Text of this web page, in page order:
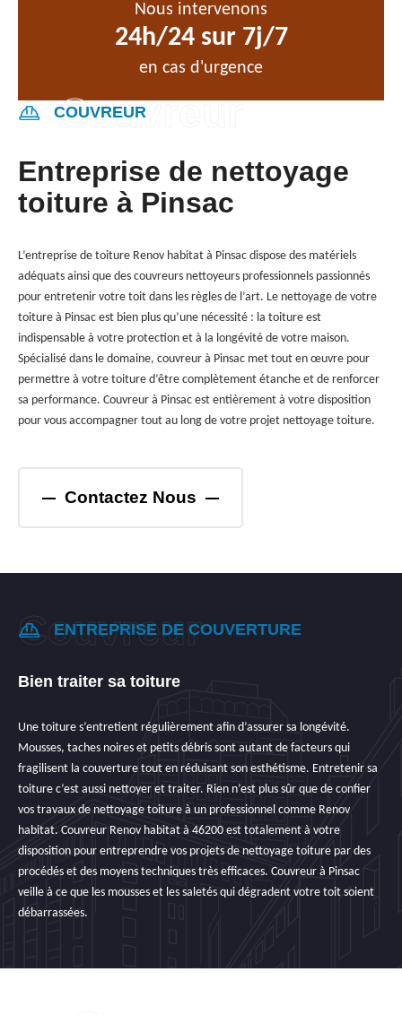
Nous intervenons
24h/24 sur 7j/7
en cas d'urgence
COUVREUR
Entreprise de nettoyage
toiture à Pinsac
L’entreprise de toiture Renov habitat à Pinsac dispose des matériels
adéquats ainsi que des couvreurs nettoyeurs professionnels passionnés
pour entretenir votre toit dans les règles de l’art. Le nettoyage de votre
toiture à Pinsac est bien plus qu’une nécessité : la toiture est
indispensable à votre protection et à la longévité de votre maison.
Spécialisé dans le domaine, couvreur à Pinsac met tout en œuvre pour
permettre à votre toiture d’être complètement étanche et de renforcer
sa performance. Couvreur à Pinsac est entièrement à votre disposition
pour vous accompagner tout au long de votre projet nettoyage toiture.
Contactez Nous
ENTREPRISE DE COUVERTURE
Bien traiter sa toiture
Une toiture s’entretient régulièrement afin d’assurer sa longévité.
Mousses, taches noires et petits débris sont autant de facteurs qui
fragilisent la couverture tout en réduisant son esthétisme. Entretenir sa
toiture c’est aussi nettoyer et traiter. Rien n’est plus sûr que de confier
vos travaux de nettoyage toiture à un professionnel comme Renov
habitat. Couvreur Renov habitat à 46200 est totalement à votre
disposition pour entreprendre vos projets de nettoyage toiture par des
procédés et des moyens techniques très efficaces. Couvreur à Pinsac
veille à ce que les mousses et les saletés qui dégradent votre toit soient
débarrassées.